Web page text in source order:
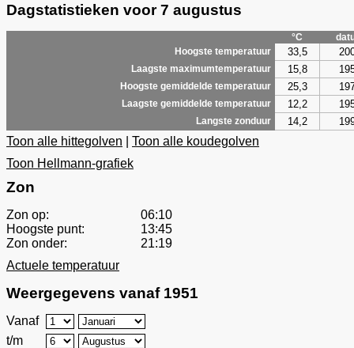
Dagstatistieken voor 7 augustus
°C
Hoogste temperatuur
33,5
Laagste maximumtemperatuur 15,8
Hoogste gemiddelde temperatuur 25,3
Laagste gemiddelde temperatuur 12,2
Langste zonduur 14,2
Toon alle hittegolven
Toon alle koudegolven
Toon Hellmann-grafiek
Zon
Zon op:
06:10
Hoogste punt:
13:45
Zon onder:
21:19
Actuele temperatuur
Weergegevens vanaf 1951
Vanaf
t/m